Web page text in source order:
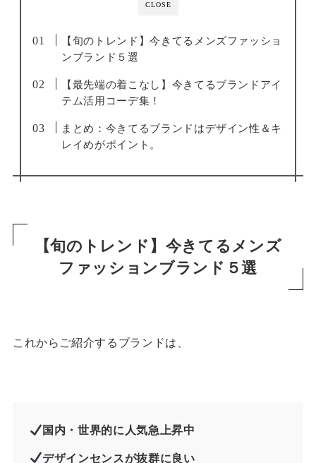
CLOSE
【旬のトレンド】今きてるメンズファッショ
ンブランド５選
【最先端の着こなし】今きてるブランドアイ
テム活用コーデ集！
まとめ：今きてるブランドはデザイン性＆キ
レイめがポイント。
【旬のトレンド】今きてるメンズ
ファッションブランド５選
これからご紹介するブランドは、
国内・世界的に人気急上昇中
デザインセンスが抜群に良い